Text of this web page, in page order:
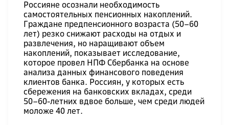
Россияне осознали необходимость
самостоятельных пенсионных накоплений.
Граждане предпенсионного возраста (50–60
лет) резко снижают расходы на отдых и
развлечения, но наращивают объем
накоплений, показывает исследование,
которое провел НПФ Сбербанка на основе
анализа данных финансового поведения
клиентов банка. Россиян, у которых есть
сбережения на банковских вкладах, среди
50–60-летних вдвое больше, чем среди людей
моложе 40 лет.